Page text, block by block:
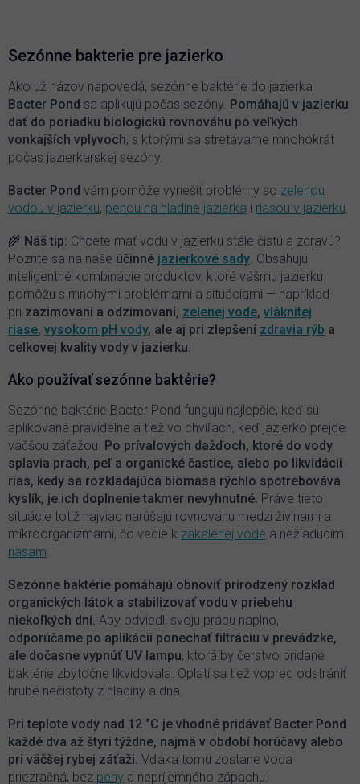
d
a
c
e
p
r
y
v
ý
p
i
s
u
Sezónne bakterie pre jazierko
Ako už názov napovedá, sezónne baktérie do jazierka
Bacter Pond sa aplikujú počas sezóny. Pomáhajú v jazierku
dať do poriadku biologickú rovnováhu po veľkých
vonkajších vplyvoch, s ktorými sa stretávame mnohokrát
počas jazierkarskej sezóny.
Bacter Pond vám pomôže vyriešiť problémy so zelenou
vodou v jazierku, penou na hladine jazierka i riasou v jazierku.
🌾 Náš tip: Chcete mať vodu v jazierku stále čistú a zdravú?
Pozrite sa na naše účinné jazierkové sady. Obsahujú
inteligentné kombinácie produktov, ktoré vášmu jazierku
pomôžu s mnohými problémami a situáciami — napríklad
pri zazimovaní a odzimovaní, zelenej vode, vláknitej
riase, vysokom pH vody, ale aj pri zlepšení zdravia rýb a
celkovej kvality vody v jazierku.
Ako používať sezónne baktérie?
Sezónne baktérie Bacter Pond fungujú najlepšie, keď sú
aplikované pravidelne a tiež vo chvíľach, keď jazierko prejde
väčšou záťažou. Po prívalových dažďoch, ktoré do vody
splavia prach, peľ a organické častice, alebo po likvidácii
rias, kedy sa rozkladajúca biomasa rýchlo spotrebováva
kyslík, je ich doplnenie takmer nevyhnutné. Práve tieto
situácie totiž najviac narúšajú rovnováhu medzi živinami a
mikroorganizmami, čo vedie k zakalenej vode a nežiaducim
riasam.
Sezónne baktérie pomáhajú obnoviť prirodzený rozklad
organických látok a stabilizovať vodu v priebehu
niekoľkých dní. Aby odviedli svoju prácu naplno,
odporúčame po aplikácii ponechať filtráciu v prevádzke,
ale dočasne vypnúť UV lampu, ktorá by čerstvo pridané
baktérie zbytočne likvidovala. Oplatí sa tiež vopred odstrániť
hrubé nečistoty z hladiny a dna.
Pri teplote vody nad 12 °C je vhodné pridávať Bacter Pond
každé dva až štyri týždne, najmä v období horúčavy alebo
pri väčšej rybej záťaži. Vďaka tomu zostane voda
priezračná, bez peny a nepríjemného zápachu.